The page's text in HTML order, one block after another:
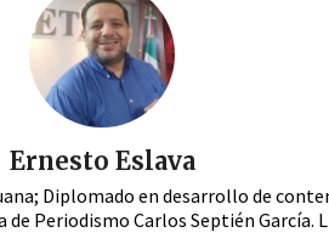
Ernesto Eslava
Diplomado en desarrollo de
Periodismo Carlos Septién García.